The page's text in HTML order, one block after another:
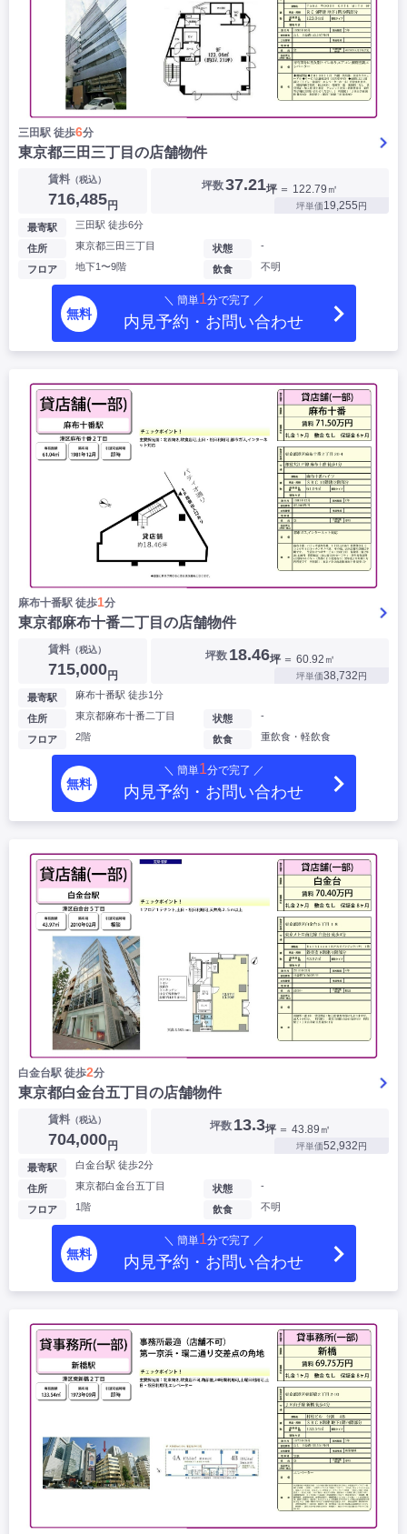
三田駅 徒歩6分
東京都三田三丁目の店舗物件
賃料（税込）
716,485円
坪数37.21坪 ＝ 122.79㎡
坪単価19,255円
最寄駅 三田駅 徒歩6分
住所 東京都三田三丁目
フロア 地下1〜9階
状態 -
飲食 不明
無料
＼ 簡単1分で完了 ／
内見予約・お問い合わせ
麻布十番駅 徒歩1分
東京都麻布十番二丁目の店舗物件
賃料（税込）
715,000円
坪数 18.46坪 ＝ 60.92㎡
坪単価38,732円
最寄駅 麻布十番駅 徒歩1分
住所 東京都麻布十番二丁目
フロア 2階
状態 -
飲食 重飲食・軽飲食
無料
＼ 簡単1分で完了 ／
内見予約・お問い合わせ
白金台駅 徒歩2分
東京都白金台五丁目の店舗物件
賃料（税込）
704,000円
坪数 13.3坪 ＝ 43.89㎡
坪単価52,932円
最寄駅 白金台駅 徒歩2分
住所 東京都白金台五丁目
フロア 1階
状態 -
飲食 不明
無料
＼ 簡単1分で完了 ／
内見予約・お問い合わせ